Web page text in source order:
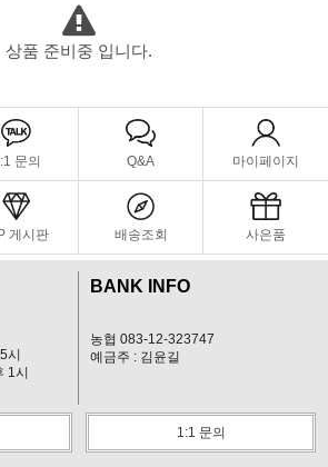
상품 준비중 입니다.
문의 Q&A 마이페이지
게시판 배송조회 사은품
시
1시
BANK INFO
농협 083-12-323747
예금주 : 김윤길
1:1 문의